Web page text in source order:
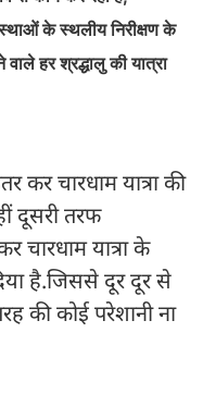
के स्थलीय निरीक्षण के
वाले हर श्रद्धालु की यात्रा
कर चारधाम यात्रा की
दूसरी तरफ
चारधाम यात्रा के
है.जिससे दूर दूर से
की कोई परेशानी ना